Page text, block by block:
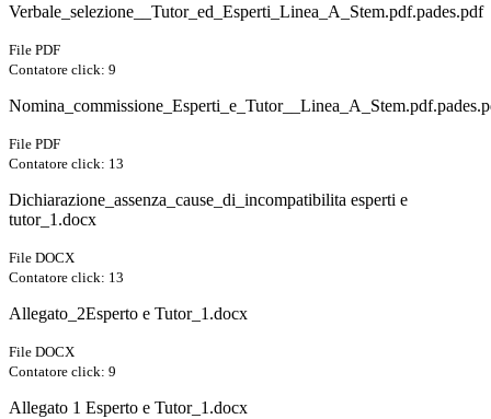
Verbale_selezione__Tutor_ed_Esperti_Linea_A_Stem.pdf.pades.pdf
File PDF
Contatore click: 9
File PDF
Contatore click: 13
Dichiarazione_assenza_cause_di_incompatibilita esperti e
tutor_1.docx
File DOCX
Contatore click: 13
Allegato_2Esperto e Tutor_1.docx
File DOCX
Contatore click: 9
Allegato 1 Esperto e Tutor_1.docx